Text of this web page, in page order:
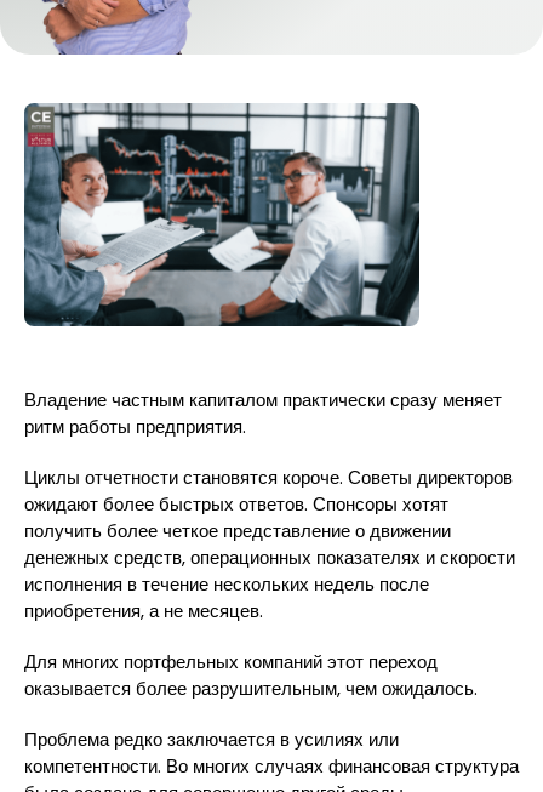
Владение частным капиталом практически сразу меняет
ритм работы предприятия.
Циклы отчетности становятся короче. Советы директоров
ожидают более быстрых ответов. Спонсоры хотят
получить более четкое представление о движении
денежных средств, операционных показателях и скорости
исполнения в течение нескольких недель после
приобретения, а не месяцев.
Для многих портфельных компаний этот переход
оказывается более разрушительным, чем ожидалось.
Проблема редко заключается в усилиях или
компетентности. Во многих случаях финансовая структура